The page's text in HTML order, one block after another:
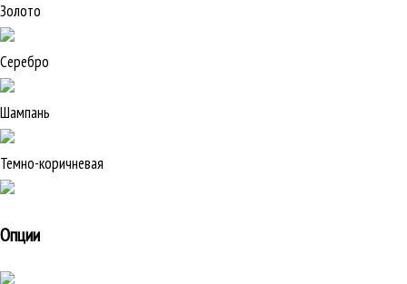
Золото
Серебро
Шампань
Темно-коричневая
Опции